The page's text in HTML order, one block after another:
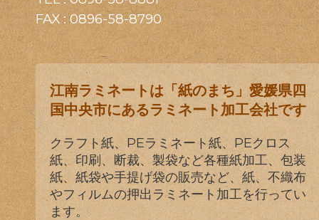
FAX : 0896-58-8790
江南ラミネートは「紙のまち」愛媛県四
国中央市にあるラミネート加工会社です
クラフト紙、PEラミネート紙、PEクロス
紙、印刷、断裁、製袋など各種紙加工、包装
紙、紙袋や手提げ袋の販売など、紙、不織布
やフィルムの押出ラミネート加工を行ってい
ます。